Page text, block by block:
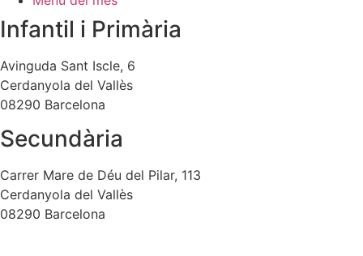
Infantil i Primària
Avinguda Sant Iscle, 6
Cerdanyola del Vallès
08290 Barcelona
Secundària
Carrer Mare de Déu del Pilar, 113
Cerdanyola del Vallès
08290 Barcelona